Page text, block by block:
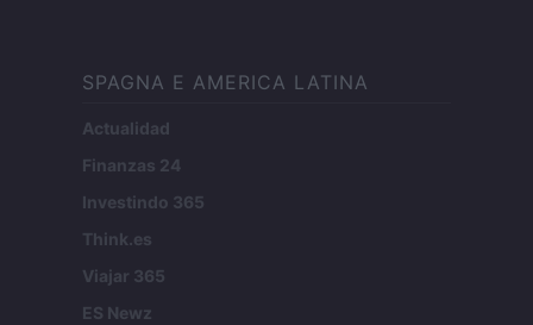
SPAGNA E AMERICA LATINA
Actualidad
Finanzas 24
Investindo 365
Think.es
Viajar 365
ES Newz